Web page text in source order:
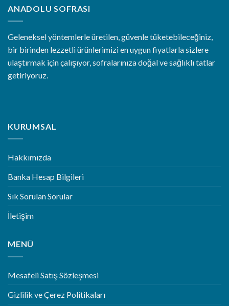
ANADOLU SOFRASI
Geleneksel yöntemlerle üretilen, güvenle tüketebileceğiniz,
bir birinden lezzetli ürünlerimizi en uygun fiyatlarla sizlere
ulaştırmak için çalışıyor, sofralarınıza doğal ve sağlıklı tatlar
getiriyoruz.
KURUMSAL
Hakkımızda
Banka Hesap Bilgileri
Sık Sorulan Sorular
İletişim
MENÜ
Mesafeli Satış Sözleşmesi
Gizlilik ve Çerez Politikaları